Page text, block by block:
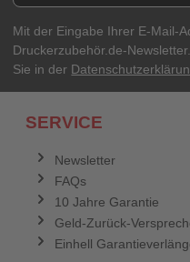
Ihr Passwort
Mit der Eingabe Ihrer E-Mail-
Druckerzubehör.de-
Sie in der
SERVICE
Newsletter
FAQs
10 Jahre Garantie
Geld-Zurück-
Einhell